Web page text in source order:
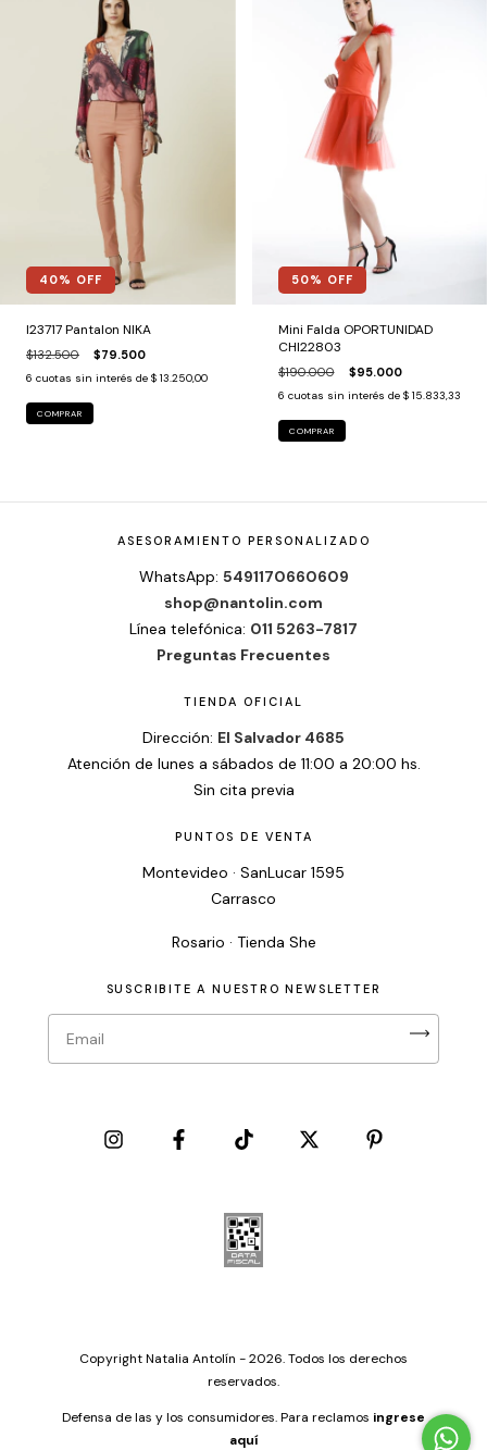
40% OFF
I23717 Pantalon NIKA
$132.500 $79.500
6 cuotas sin interés de $ 13.250,00
COMPRAR
50% OFF
Mini Falda OPORTUNIDAD
CHI22803
$190.000 $95.000
6 cuotas sin interés de $ 15.833,33
COMPRAR
ASESORAMIENTO PERSONALIZADO
WhatsApp: 5491170660609
shop@nantolin.com
Línea telefónica: 011 5263-7817
Preguntas Frecuentes
TIENDA OFICIAL
Dirección: El Salvador 4685
Atención de lunes a sábados de 11:00 a 20:00 hs.
Sin cita previa
PUNTOS DE VENTA
Montevideo · SanLucar 1595
Carrasco
Rosario · Tienda She
SUSCRIBITE A NUESTRO NEWSLETTER
Copyright Natalia Antolín - 2026. Todos los derechos
reservados.
Defensa de las y los consumidores. Para reclamos ingrese
aquí